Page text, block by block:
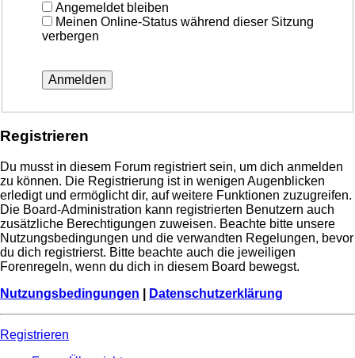
Angemeldet bleiben
Meinen Online-Status während dieser Sitzung
verbergen
Registrieren
Du musst in diesem Forum registriert sein, um dich anmelden
zu können. Die Registrierung ist in wenigen Augenblicken
erledigt und ermöglicht dir, auf weitere Funktionen zuzugreifen.
Die Board-Administration kann registrierten Benutzern auch
zusätzliche Berechtigungen zuweisen. Beachte bitte unsere
Nutzungsbedingungen und die verwandten Regelungen, bevor
du dich registrierst. Bitte beachte auch die jeweiligen
Forenregeln, wenn du dich in diesem Board bewegst.
Nutzungsbedingungen
Datenschutzerklärung
Registrieren